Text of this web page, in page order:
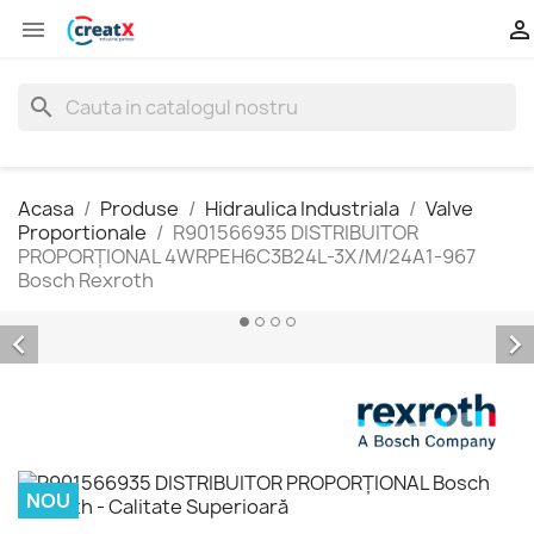
 
search
Acasa Produse Hidraulica Industriala
Valve
Proportionale
R901566935 DISTRIBUITOR
PROPORŢIONAL 4WRPEH6C3B24L-3X/M/24A1-967
Bosch Rexroth
 
NOU